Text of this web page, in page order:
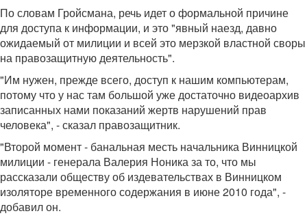
По словам Гройсмана, речь идет о формальной причине
для доступа к информации, и это "явный наезд, давно
ожидаемый от милиции и всей это мерзкой властной своры
на правозащитную деятельность".
"Им нужен, прежде всего, доступ к нашим компьютерам,
потому что у нас там большой уже достаточно видеоархив
записанных нами показаний жертв нарушений прав
человека", - сказал правозащитник.
"Второй момент - банальная месть начальника Винницкой
милиции - генерала Валерия Ноника за то, что мы
рассказали обществу об издевательствах в Винницком
изоляторе временного содержания в июне 2010 года", -
добавил он.